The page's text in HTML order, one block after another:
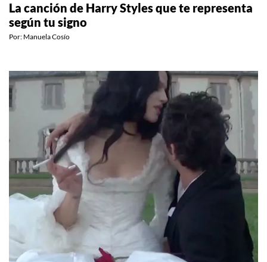
La canción de Harry Styles que te representa
según tu signo
Por: Manuela Cosío